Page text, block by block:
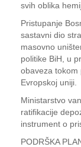
svih oblika
Pristupanje
sastavni dio
masovno
politike BiH, u
obaveza tokom
Evropskoj uniji.
Ministarstvo
ratifikacije
instrument o
PODRŠKA